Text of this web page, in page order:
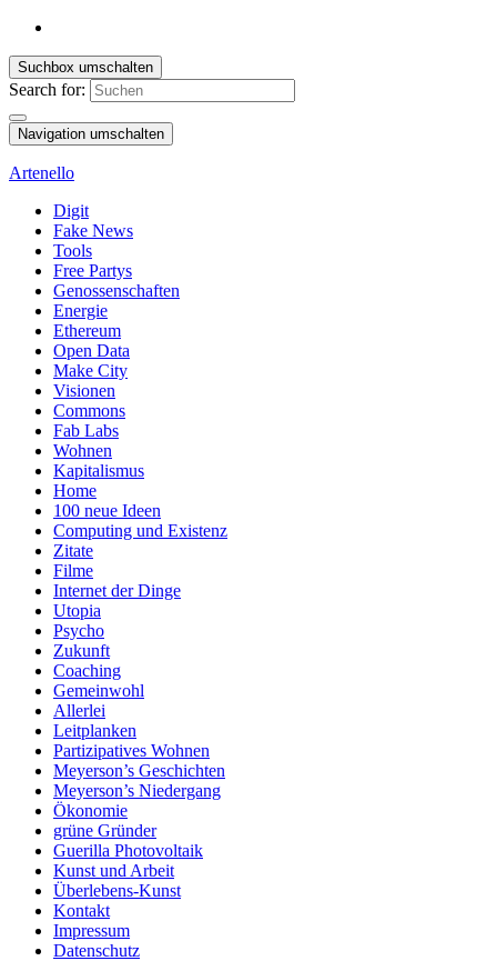
Suchbox umschalten
Search for:
Navigation umschalten
Artenello
Digit
Fake News
Tools
Free Partys
Genossenschaften
Energie
Ethereum
Open Data
Make City
Visionen
Commons
Fab Labs
Wohnen
Kapitalismus
Home
100 neue Ideen
Computing und Existenz
Zitate
Filme
Internet der Dinge
Utopia
Psycho
Zukunft
Coaching
Gemeinwohl
Allerlei
Leitplanken
Partizipatives Wohnen
Meyerson’s Geschichten
Meyerson’s Niedergang
Ökonomie
grüne Gründer
Guerilla Photovoltaik
Kunst und Arbeit
Überlebens-Kunst
Kontakt
Impressum
Datenschutz